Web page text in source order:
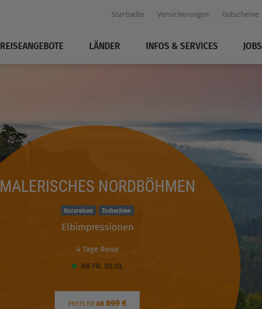
Startseite Versicherungen Gutscheine
REISEANGEBOTE LÄNDER INFOS & SERVICES JOBS
MALERISCHES NORDBÖHMEN
Kurzreisen Tschechien
Elbimpressionen
4 Tage Reise
AB FR. 02.10.
PREIS P.P. AB 699 €